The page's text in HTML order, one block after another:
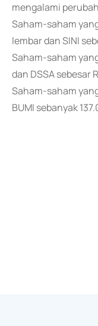
mengalami
Saham-saham
lembar dan SINI
Saham-saham
dan DSSA sebesar
Saham-saham
BUMI sebanyak